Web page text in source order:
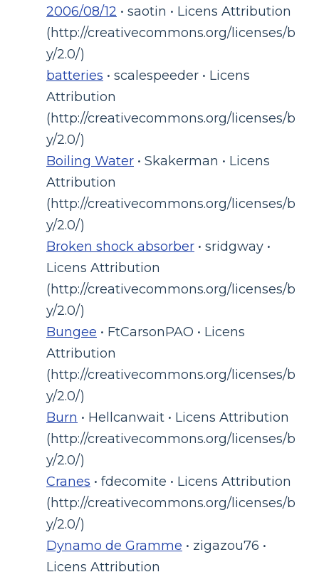
2006/08/12 • saotin • Licens Attribution
(http://creativecommons.org/licenses/b
y/2.0/)
batteries • scalespeeder • Licens
Attribution
(http://creativecommons.org/licenses/b
y/2.0/)
Boiling Water • Skakerman • Licens
Attribution
(http://creativecommons.org/licenses/b
y/2.0/)
Broken shock absorber • sridgway •
Licens Attribution
(http://creativecommons.org/licenses/b
y/2.0/)
Bungee • FtCarsonPAO • Licens
Attribution
(http://creativecommons.org/licenses/b
y/2.0/)
Burn • Hellcanwait • Licens Attribution
(http://creativecommons.org/licenses/b
y/2.0/)
Cranes • fdecomite • Licens Attribution
(http://creativecommons.org/licenses/b
y/2.0/)
Dynamo de Gramme • zigazou76 •
Licens Attribution